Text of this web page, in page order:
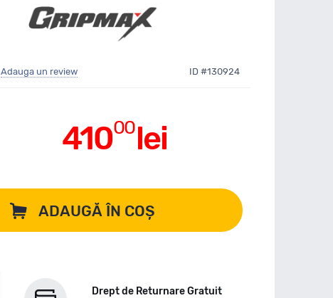
Adauga un review ID #130924
41000lei
ADAUGĂ ÎN COȘ
Drept de Returnare Gratuit